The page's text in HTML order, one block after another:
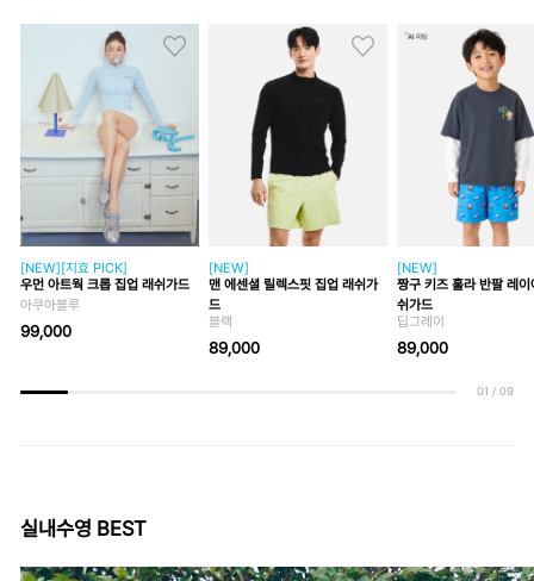
[NEW][지효 PICK]
우먼 아트웍 크롭 집업 래쉬가드
아쿠아블루
99,000
[NEW]
맨 에센셜 릴렉스핏 집업 래쉬가
드
블랙
89,000
[NEW]
짱구 키즈 훌라 반팔 레이
쉬가드
딥그레이
89,000
01 / 09
실내수영 BEST